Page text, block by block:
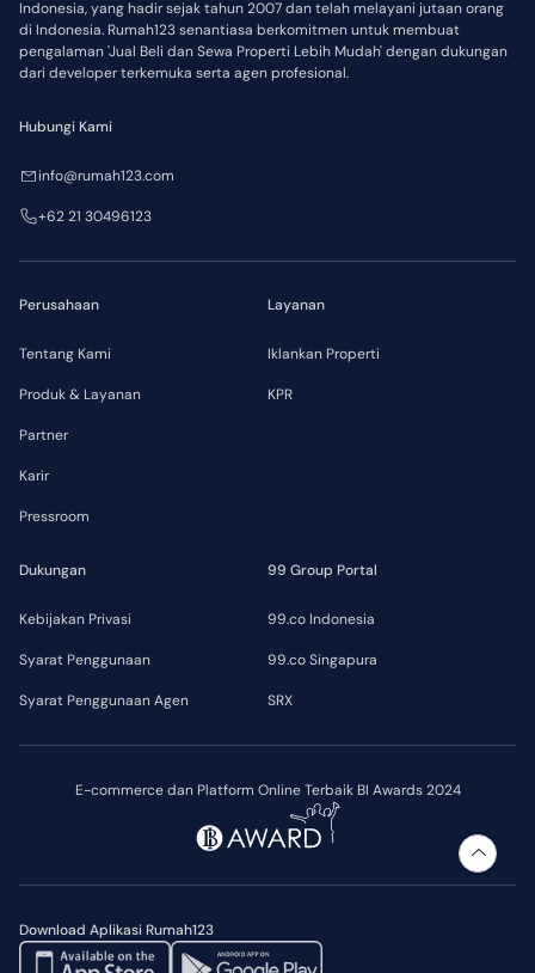
Indonesia, yang hadir sejak tahun 2007 dan telah melayani jutaan orang
di Indonesia. Rumah123 senantiasa berkomitmen untuk membuat
pengalaman 'Jual Beli dan Sewa Properti Lebih Mudah' dengan dukungan
dari developer terkemuka serta agen profesional.
E-commerce dan Platform Online Terbaik BI Awards 2024
Download Aplikasi Rumah123
Perusahaan
Tentang Kami
Produk & Layanan
Partner
Karir
Pressroom
Layanan
Iklankan Properti
KPR
Dukungan
Kebijakan Privasi
Syarat Penggunaan
Syarat Penggunaan Agen
99 Group Portal
99.co Indonesia
99.co Singapura
SRX
Hubungi Kami
info@rumah123.com
+62 21 30496123